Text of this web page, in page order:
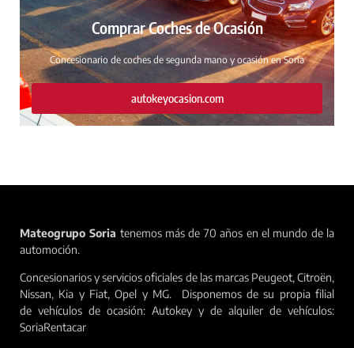
Comprar Coches de Ocasión
Concesionario de coches de segunda mano y ocasión en Soria
autokeyocasion.com
Mateogrupo Soria tenemos más de 70 años en el mundo de la
automoción.
Concesionarios y servicios oficiales de las marcas Peugeot, Citroën,
Nissan, Kia y Fiat, Opel y MG. Disponemos de su propia filial
de vehículos de ocasión: Autokey y de alquiler de vehículos:
SoriaRentacar